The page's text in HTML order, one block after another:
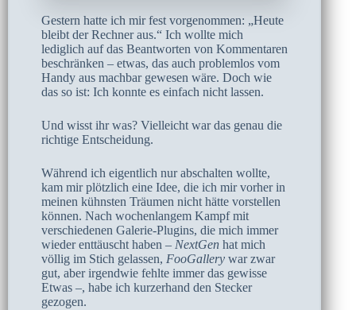
Gestern hatte ich mir fest vorgenommen: „Heute
bleibt der Rechner aus.“ Ich wollte mich
lediglich auf das Beantworten von Kommentaren
beschränken – etwas, das auch problemlos vom
Handy aus machbar gewesen wäre. Doch wie
das so ist: Ich konnte es einfach nicht lassen.
Und wisst ihr was? Vielleicht war das genau die
richtige Entscheidung.
Während ich eigentlich nur abschalten wollte,
kam mir plötzlich eine Idee, die ich mir vorher in
meinen kühnsten Träumen nicht hätte vorstellen
können. Nach wochenlangem Kampf mit
verschiedenen Galerie-Plugins, die mich immer
wieder enttäuscht haben – NextGen hat mich
völlig im Stich gelassen, FooGallery war zwar
gut, aber irgendwie fehlte immer das gewisse
Etwas –, habe ich kurzerhand den Stecker
gezogen.